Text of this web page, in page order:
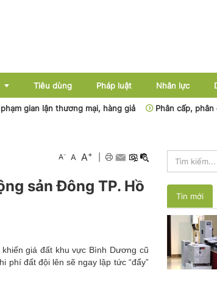
Tiêu dùng Pháp luật Nhân lực
thương mại, hàng giả Phân cấp, phân quyền
A- A A+
sản Đông TP. Hồ
giá đất khu vực Bình Dương cũ
phí đất đội lên sẽ ngay lập tức “đẩy”
Tin mới